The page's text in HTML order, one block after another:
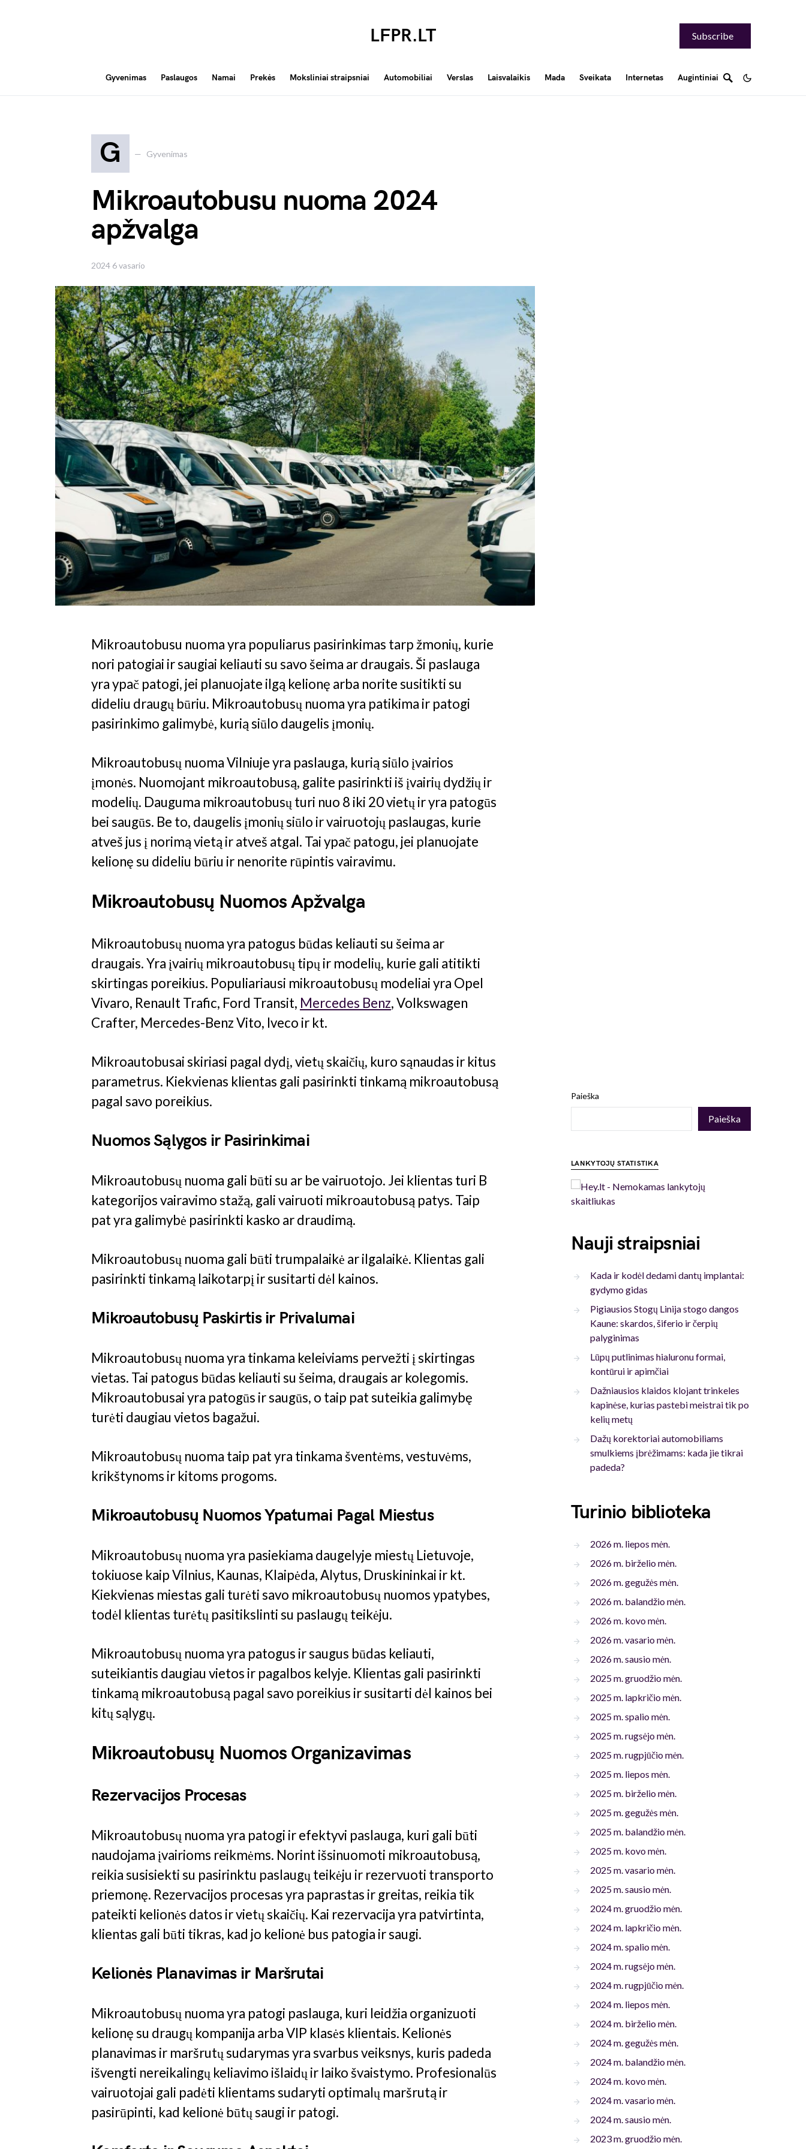
LFPR.LT Subscribe
Gyvenimas Paslaugos Namai Prekės Moksliniai straipsniai Automobiliai Verslas Laisvalaikis Mada Sveikata Internetas Augintiniai
G Gyvenimas
Mikroautobusu nuoma 2024
apžvalga
2024 6 vasario
Mikroautobusu nuoma yra populiarus pasirinkimas tarp žmonių, kurie
nori patogiai ir saugiai keliauti su savo šeima ar draugais. Ši paslauga
yra ypač patogi, jei planuojate ilgą kelionę arba norite susitikti su
dideliu draugų būriu. Mikroautobusų nuoma yra patikima ir patogi
pasirinkimo galimybė, kurią siūlo daugelis įmonių.
Mikroautobusų nuoma Vilniuje yra paslauga, kurią siūlo įvairios
įmonės. Nuomojant mikroautobusą, galite pasirinkti iš įvairių dydžių ir
modelių. Dauguma mikroautobusų turi nuo 8 iki 20 vietų ir yra patogūs
bei saugūs. Be to, daugelis įmonių siūlo ir vairuotojų paslaugas, kurie
atveš jus į norimą vietą ir atveš atgal. Tai ypač patogu, jei planuojate
kelionę su dideliu būriu ir nenorite rūpintis vairavimu.
Mikroautobusų Nuomos Apžvalga
Mikroautobusų nuoma yra patogus būdas keliauti su šeima ar
draugais. Yra įvairių mikroautobusų tipų ir modelių, kurie gali atitikti
skirtingas poreikius. Populiariausi mikroautobusų modeliai yra Opel
Vivaro, Renault Trafic, Ford Transit, Mercedes Benz, Volkswagen
Crafter, Mercedes-Benz Vito, Iveco ir kt.
Mikroautobusai skiriasi pagal dydį, vietų skaičių, kuro sąnaudas ir kitus
parametrus. Kiekvienas klientas gali pasirinkti tinkamą mikroautobusą
pagal savo poreikius.
Nuomos Sąlygos ir Pasirinkimai
Mikroautobusų nuoma gali būti su ar be vairuotojo. Jei klientas turi B
kategorijos vairavimo stažą, gali vairuoti mikroautobusą patys. Taip
pat yra galimybė pasirinkti kasko ar draudimą.
Mikroautobusų nuoma gali būti trumpalaikė ar ilgalaikė. Klientas gali
pasirinkti tinkamą laikotarpį ir susitarti dėl kainos.
Mikroautobusų Paskirtis ir Privalumai
Mikroautobusų nuoma yra tinkama keleiviams pervežti į skirtingas
vietas. Tai patogus būdas keliauti su šeima, draugais ar kolegomis.
Mikroautobusai yra patogūs ir saugūs, o taip pat suteikia galimybę
turėti daugiau vietos bagažui.
Mikroautobusų nuoma taip pat yra tinkama šventėms, vestuvėms,
krikštynoms ir kitoms progoms.
Mikroautobusų Nuomos Ypatumai Pagal Miestus
Mikroautobusų nuoma yra pasiekiama daugelyje miestų Lietuvoje,
tokiuose kaip Vilnius, Kaunas, Klaipėda, Alytus, Druskininkai ir kt.
Kiekvienas miestas gali turėti savo mikroautobusų nuomos ypatybes,
todėl klientas turėtų pasitikslinti su paslaugų teikėju.
Mikroautobusų nuoma yra patogus ir saugus būdas keliauti,
suteikiantis daugiau vietos ir pagalbos kelyje. Klientas gali pasirinkti
tinkamą mikroautobusą pagal savo poreikius ir susitarti dėl kainos bei
kitų sąlygų.
Mikroautobusų Nuomos Organizavimas
Rezervacijos Procesas
Mikroautobusų nuoma yra patogi ir efektyvi paslauga, kuri gali būti
naudojama įvairioms reikmėms. Norint išsinuomoti mikroautobusą,
reikia susisiekti su pasirinktu paslaugų teikėju ir rezervuoti transporto
priemonę. Rezervacijos procesas yra paprastas ir greitas, reikia tik
pateikti kelionės datos ir vietų skaičių. Kai rezervacija yra patvirtinta,
klientas gali būti tikras, kad jo kelionė bus patogia ir saugi.
Kelionės Planavimas ir Maršrutai
Mikroautobusų nuoma yra patogi paslauga, kuri leidžia organizuoti
kelionę su draugų kompanija arba VIP klasės klientais. Kelionės
planavimas ir maršrutų sudarymas yra svarbus veiksnys, kuris padeda
išvengti nereikalingų keliavimo išlaidų ir laiko švaistymo. Profesionalūs
vairuotojai gali padėti klientams sudaryti optimalų maršrutą ir
pasirūpinti, kad kelionė būtų saugi ir patogi.
Paieška
Paieška
LANKYTOJŲ STATISTIKA
Nauji straipsniai
Kada ir kodėl dedami dantų implantai:
gydymo gidas
Pigiausios Stogų Linija stogo dangos
Kaune: skardos, šiferio ir čerpių
palyginimas
Lūpų putlinimas hialuronu formai,
kontūrui ir apimčiai
Dažniausios klaidos klojant trinkeles
kapinėse, kurias pastebi meistrai tik po
kelių metų
Dažų korektoriai automobiliams
smulkiems įbrėžimams: kada jie tikrai
padeda?
Turinio biblioteka
2026 m. liepos mėn.
2026 m. birželio mėn.
2026 m. gegužės mėn.
2026 m. balandžio mėn.
2026 m. kovo mėn.
2026 m. vasario mėn.
2026 m. sausio mėn.
2025 m. gruodžio mėn.
2025 m. lapkričio mėn.
2025 m. spalio mėn.
2025 m. rugsėjo mėn.
2025 m. rugpjūčio mėn.
2025 m. liepos mėn.
2025 m. birželio mėn.
2025 m. gegužės mėn.
2025 m. balandžio mėn.
2025 m. kovo mėn.
2025 m. vasario mėn.
2025 m. sausio mėn.
2024 m. gruodžio mėn.
2024 m. lapkričio mėn.
2024 m. spalio mėn.
2024 m. rugsėjo mėn.
2024 m. rugpjūčio mėn.
2024 m. liepos mėn.
2024 m. birželio mėn.
2024 m. gegužės mėn.
2024 m. balandžio mėn.
2024 m. kovo mėn.
2024 m. vasario mėn.
2024 m. sausio mėn.
2023 m. gruodžio mėn.